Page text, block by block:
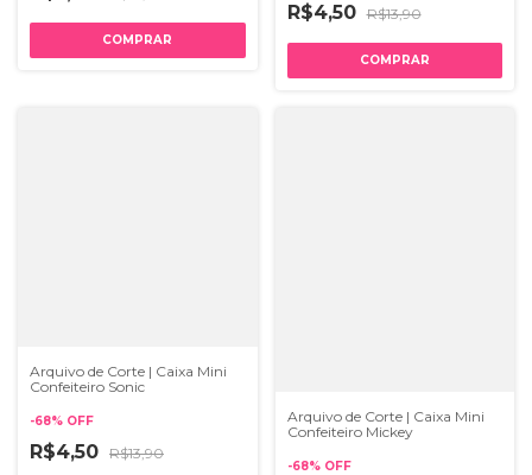
R$4,50 R$13,90
Arquivo de Corte | Caixa Mini
Confeiteiro Sonic
-68% OFF
R$4,50 R$13,90
Arquivo de Corte | Caixa Mini
Confeiteiro Mickey
-68% OFF